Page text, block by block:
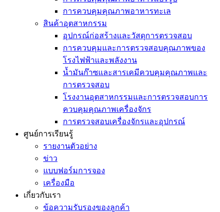
การควบคุมคุณภาพอาหารทะเล
สินค้าอุตสาหกรรม
อุปกรณ์ก่อสร้างและวัสดุการตรวจสอบ
การควบคุมและการตรวจสอบคุณภาพของ
โรงไฟฟ้าและพลังงาน
น้ำมันก๊าซและสารเคมีควบคุมคุณภาพและ
การตรวจสอบ
โรงงานอุตสาหกรรมและการตรวจสอบการ
ควบคุมคุณภาพเครื่องจักร
การตรวจสอบเครื่องจักรและอุปกรณ์
ศูนย์การเรียนรู้
รายงานตัวอย่าง
ข่าว
แบบฟอร์มการจอง
เครื่องมือ
เกี่ยวกับเรา
ข้อความรับรองของลูกค้า